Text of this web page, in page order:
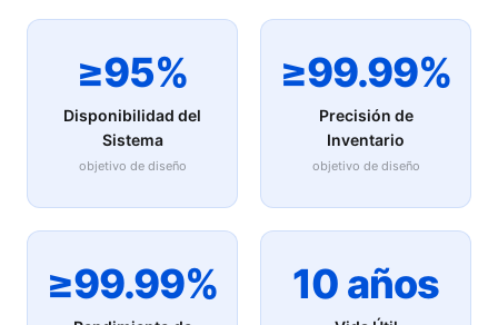
≥95%
Disponibilidad del
Sistema
objetivo de diseño
≥99.99%
Precisión de
Inventario
objetivo de diseño
≥99.99% 10 años